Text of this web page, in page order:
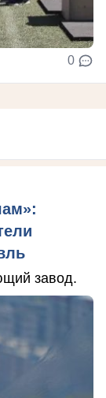
0
завод.